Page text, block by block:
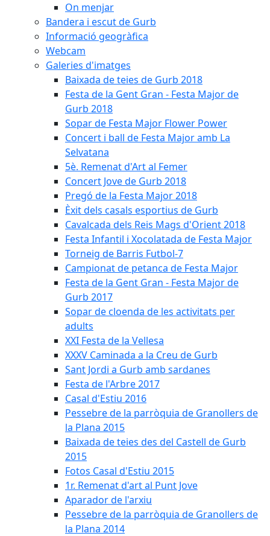
On menjar
Bandera i escut de Gurb
Informació geogràfica
Webcam
Galeries d'imatges
Baixada de teies de Gurb 2018
Festa de la Gent Gran - Festa Major de
Gurb 2018
Sopar de Festa Major Flower Power
Concert i ball de Festa Major amb La
Selvatana
5è. Remenat d'Art al Femer
Concert Jove de Gurb 2018
Pregó de la Festa Major 2018
Èxit dels casals esportius de Gurb
Cavalcada dels Reis Mags d'Orient 2018
Festa Infantil i Xocolatada de Festa Major
Torneig de Barris Futbol-7
Campionat de petanca de Festa Major
Festa de la Gent Gran - Festa Major de
Gurb 2017
Sopar de cloenda de les activitats per
adults
XXI Festa de la Vellesa
XXXV Caminada a la Creu de Gurb
Sant Jordi a Gurb amb sardanes
Festa de l'Arbre 2017
Casal d'Estiu 2016
Pessebre de la parròquia de Granollers de
la Plana 2015
Baixada de teies des del Castell de Gurb
2015
Fotos Casal d'Estiu 2015
1r. Remenat d'art al Punt Jove
Aparador de l'arxiu
Pessebre de la parròquia de Granollers de
la Plana 2014